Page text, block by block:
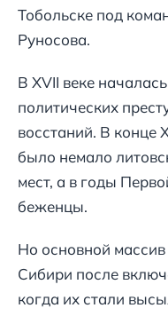
Тобольске под
Руносова.
В XVII веке
политических
восстаний. В конце
было немало
мест, а в годы
беженцы.
Но основной
Сибири после
когда их стали